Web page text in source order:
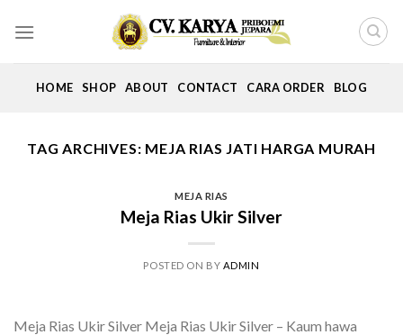
HOME SHOP ABOUT CONTACT CARA ORDER BLOG
TAG ARCHIVES: MEJA RIAS JATI HARGA MURAH
MEJA RIAS
Meja Rias Ukir Silver
POSTED ON BY ADMIN
Meja Rias Ukir Silver Meja Rias Ukir Silver – Kaum hawa